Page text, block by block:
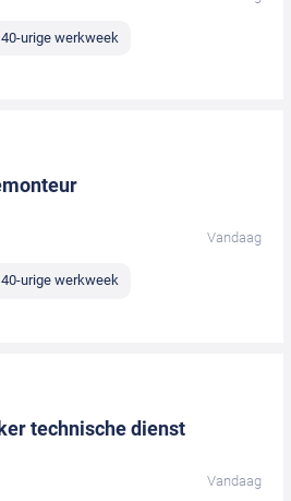
40-urige werkweek
Vandaag
40-urige werkweek
technische dienst
Vandaag